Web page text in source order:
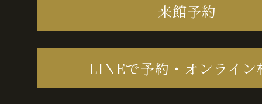
来館予約
LINEで予約・オンライン